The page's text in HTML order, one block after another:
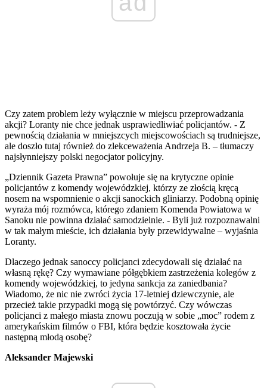
Czy zatem problem leży wyłącznie w miejscu przeprowadzania
akcji? Loranty nie chce jednak usprawiedliwiać policjantów. - Z
pewnością działania w mniejszcych miejscowościach są trudniejsze,
ale doszło tutaj również do zlekceważenia Andrzeja B. – tłumaczy
najsłynniejszy polski negocjator policyjny.
„Dziennik Gazeta Prawna” powołuje się na krytyczne opinie
policjantów z komendy wojewódzkiej, którzy ze złością kręcą
nosem na wspomnienie o akcji sanockich gliniarzy. Podobną opinię
wyraża mój rozmówca, którego zdaniem Komenda Powiatowa w
Sanoku nie powinna działać samodzielnie. - Byli już rozpoznawalni
w tak małym mieście, ich działania były przewidywalne – wyjaśnia
Loranty.
Dlaczego jednak sanoccy policjanci zdecydowali się działać na
własną rękę? Czy wymawiane półgębkiem zastrzeżenia kolegów z
komendy wojewódzkiej, to jedyna sankcja za zaniedbania?
Wiadomo, że nic nie zwróci życia 17-letniej dziewczynie, ale
przecież takie przypadki mogą się powtórzyć. Czy wówczas
policjanci z małego miasta znowu poczują w sobie „moc” rodem z
amerykańskim filmów o FBI, która będzie kosztowała życie
następną młodą osobę?
Aleksander Majewski